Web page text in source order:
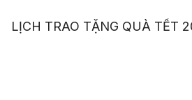
LỊCH TRAO TẶNG QUÀ TẾT